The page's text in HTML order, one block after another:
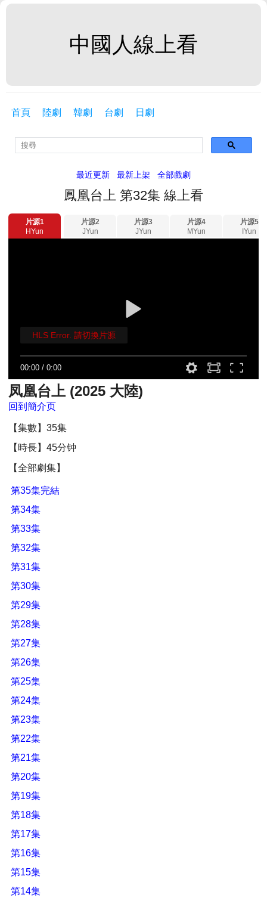
中國人線上看
首頁 陸劇 韓劇 台劇 日劇
最近更新 最新上架 全部戲劇
鳳凰台上 第32集 線上看
片源1
HYun
片源2
JYun
片源3
JYun
片源4
MYun
片源5
IYun
00:00 /0:00
HLS Error. 請切換片源
凤凰台上 (2025 大陸)
回到簡介页
【集數】35集
【時長】45分钟
【全部劇集】
第35集完結
第34集
第33集
第32集
第31集
第30集
第29集
第28集
第27集
第26集
第25集
第24集
第23集
第22集
第21集
第20集
第19集
第18集
第17集
第16集
第15集
第14集